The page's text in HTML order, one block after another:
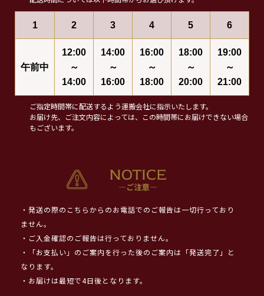
1 2 3 4 5 6
午前中
12:00
～
14:00
14:00
～
16:00
16:00
～
18:00
18:00
～
20:00
19:00
～
21:00
ご指定時間帯に配送するよう運搬会社に指示いたします。
お届け先、ご注文内容によっては、この時間帯にお届けできない場合
もございます。
・発送の際のこちらからのお電話でのご報告は一切行っており
ません。
・ご入金確認のご報告は行っておりません。
・「お支払い」のご案内を行った後のご案内は「発送完了」と
なります。
・お届けは最短で4日後となります。